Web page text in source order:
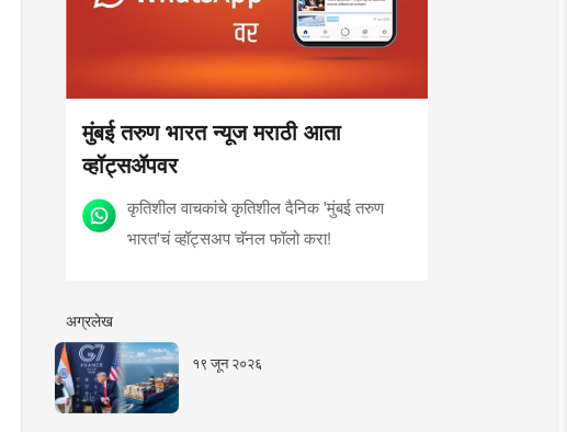
मुंबई तरुण भारत न्यूज मराठी आता
व्हॉट्सॲपवर
कृतिशील वाचकांचे कृतिशील दैनिक 'मुंबई तरुण
भारत'चं व्हॉट्सअप चॅनल फॉलो करा!
अग्रलेख
१९ जून २०२६